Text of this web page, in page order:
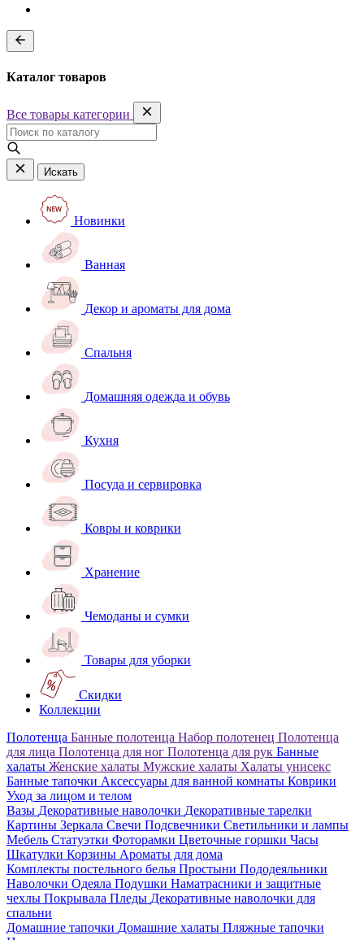
Каталог товаров
Все товары категории
Искать
Новинки
Ванная
Декор и ароматы для дома
Спальня
Домашняя одежда и обувь
Кухня
Посуда и сервировка
Ковры и коврики
Хранение
Чемоданы и сумки
Товары для уборки
Скидки
Коллекции
Полотенца Банные полотенца Набор полотенец Полотенца
для лица Полотенца для ног Полотенца для рук Банные
халаты Женские халаты Мужские халаты Халаты унисекс
Банные тапочки Аксессуары для ванной комнаты Коврики
Уход за лицом и телом
Вазы Декоративные наволочки Декоративные тарелки
Картины Зеркала Свечи Подсвечники Светильники и лампы
Мебель Статуэтки Фоторамки Цветочные горшки Часы
Шкатулки Корзины Ароматы для дома
Комплекты постельного белья Простыни Пододеяльники
Наволочки Одеяла Подушки Наматрасники и защитные
чехлы Покрывала Пледы Декоративные наволочки для
спальни
Домашние тапочки Домашние халаты Пляжные тапочки